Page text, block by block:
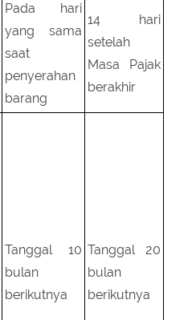
Pada hari
yang sama
saat
penyerahan
barang
14 hari
setelah
Masa Pajak
berakhir
Tanggal 10
bulan
berikutnya
Tanggal 20
bulan
berikutnya